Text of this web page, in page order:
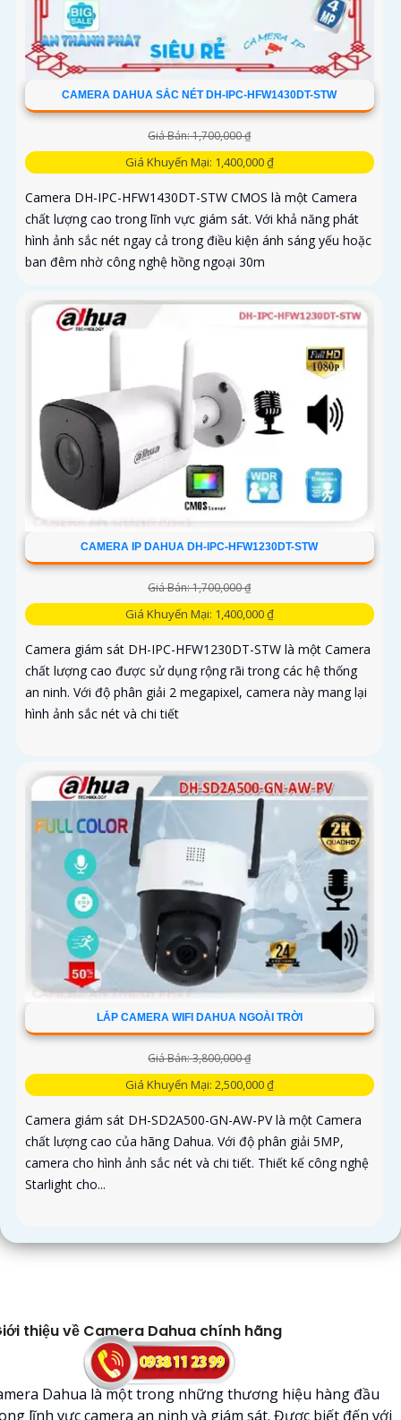
CAMERA DAHUA SẮC NÉT DH-IPC-HFW1430DT-STW
Giá Bán: 1,700,000 ₫
Giá Khuyến Mại: 1,400,000 ₫
Camera DH-IPC-HFW1430DT-STW CMOS là một Camera
chất lượng cao trong lĩnh vực giám sát. Với khả năng phát
hình ảnh sắc nét ngay cả trong điều kiện ánh sáng yếu hoặc
ban đêm nhờ công nghệ hồng ngoại 30m
CAMERA IP DAHUA DH-IPC-HFW1230DT-STW
Giá Bán: 1,700,000 ₫
Giá Khuyến Mại: 1,400,000 ₫
Camera giám sát DH-IPC-HFW1230DT-STW là một Camera
chất lượng cao được sử dụng rộng rãi trong các hệ thống
an ninh. Với độ phân giải 2 megapixel, camera này mang lại
hình ảnh sắc nét và chi tiết
LẮP CAMERA WIFI DAHUA NGOÀI TRỜI
Giá Bán: 3,800,000 ₫
Giá Khuyến Mại: 2,500,000 ₫
Camera giám sát DH-SD2A500-GN-AW-PV là một Camera
chất lượng cao của hãng Dahua. Với độ phân giải 5MP,
camera cho hình ảnh sắc nét và chi tiết. Thiết kế công nghệ
Starlight cho...